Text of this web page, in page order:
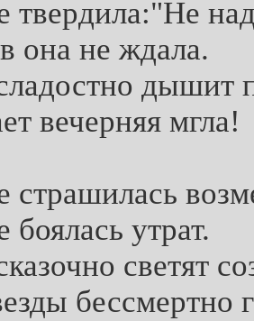
твердила:"Не
она не ждала.
дышит
вечерняя мгла!
страшилась
боялась утрат.
светят
бессмертно